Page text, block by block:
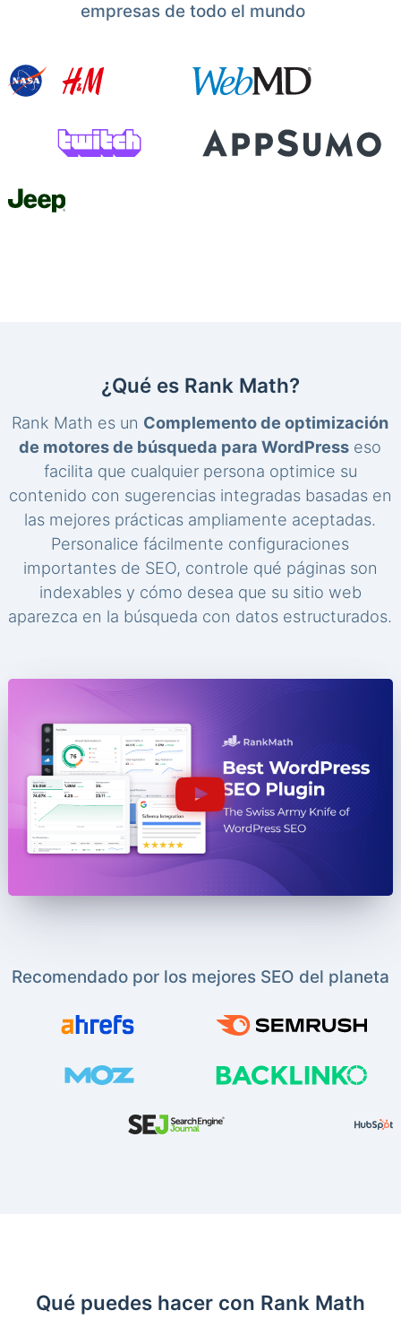
empresas de todo el mundo
¿Qué es Rank Math?
Rank Math es un Complemento de optimización
de motores de búsqueda para WordPress eso
facilita que cualquier persona optimice su
contenido con sugerencias integradas basadas en
las mejores prácticas ampliamente aceptadas.
Personalice fácilmente configuraciones
importantes de SEO, controle qué páginas son
indexables y cómo desea que su sitio web
aparezca en la búsqueda con datos estructurados.
Recomendado por los mejores SEO del planeta
Qué puedes hacer con Rank Math